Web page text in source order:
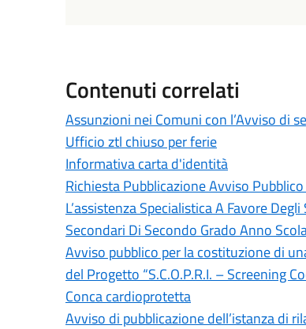
Contenuti correlati
Assunzioni nei Comuni con l’Avviso di
Ufficio ztl chiuso per ferie
Informativa carta d'identità
Richiesta Pubblicazione Avviso
L’assistenza Specialistica A Favore
Secondari Di Secondo Grado Anno
Avviso pubblico per la costituzione di
del Progetto “S.C.O.P.R.I. – Screening
Conca cardioprotetta
Avviso di pubblicazione dell’istanza di